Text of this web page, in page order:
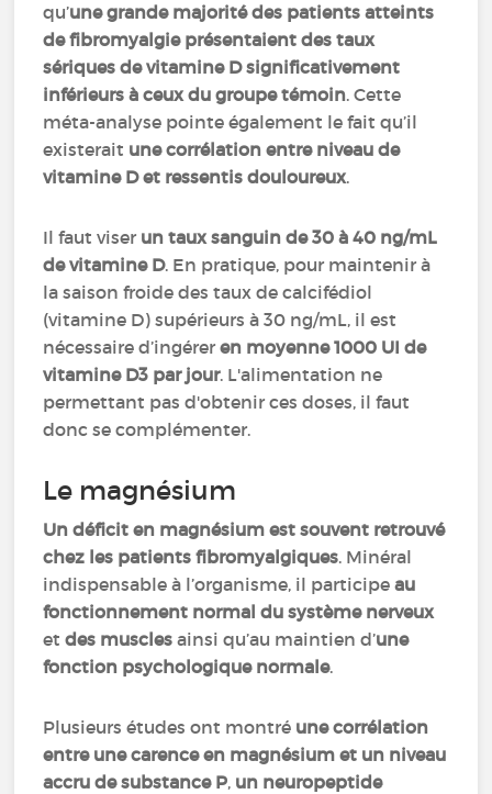
qu’une grande majorité des patients atteints
de fibromyalgie présentaient des taux
sériques de vitamine D significativement
inférieurs à ceux du groupe témoin. Cette
méta-analyse pointe également le fait qu’il
existerait une corrélation entre niveau de
vitamine D et ressentis douloureux.
Il faut viser un taux sanguin de 30 à 40 ng/mL
de vitamine D. En pratique, pour maintenir à
la saison froide des taux de calcifédiol
(vitamine D) supérieurs à 30 ng/mL, il est
nécessaire d’ingéreren moyenne 1000 UI de
vitamine D3 par jour. L'alimentation ne
permettant pas d'obtenir ces doses, il faut
donc se complémenter.
Le magnésium
Un déficit en magnésium est souvent retrouvé
chez les patients fibromyalgiques. Minéral
indispensable à l’organisme, il participeau
fonctionnement normal du système nerveux
etdes muscles ainsi qu’au maintien d’une
fonction psychologique normale.
Plusieurs études ont montré une corrélation
entre une carence en magnésium et un niveau
accru de substance P, un neuropeptide